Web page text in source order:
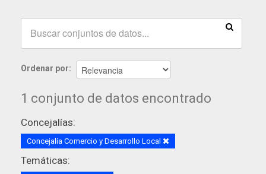
Ordenar por
1 conjunto de datos encontrado
Concejalías:
Concejalía Comercio y Desarrollo Local
Temáticas: